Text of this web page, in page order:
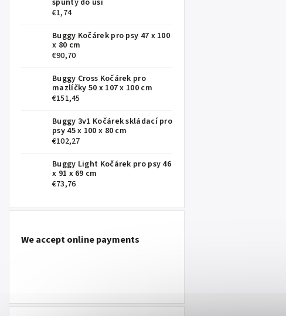
špunty do uší
€1,74
Buggy Kočárek pro psy 47 x 100
x 80 cm
€90,70
Buggy Cross Kočárek pro
mazlíčky 50 x 107 x 100 cm
€151,45
Buggy 3v1 Kočárek skládací pro
psy 45 x 100 x 80 cm
€102,27
Buggy Light Kočárek pro psy 46
x 91 x 69 cm
€73,76
We accept online payments